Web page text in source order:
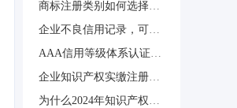
商标注册类别如何选择？商标申请人注意了！
企业不良信用记录，可以合法修复了！老板必看！
AAA信用等级体系认证如何识别靠谱的信用认证机构？
企业知识产权实缴注册资本：为何越早办理越有利
为什么2024年知识产权实缴增资如此火爆？